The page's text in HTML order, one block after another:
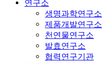
연구소
생명과학연구소
제품개발연구소
천연물연구소
발효연구소
협력연구기관